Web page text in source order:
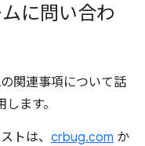
に問い合わ
関連事項について話
ます。
トは、 crbug.com か